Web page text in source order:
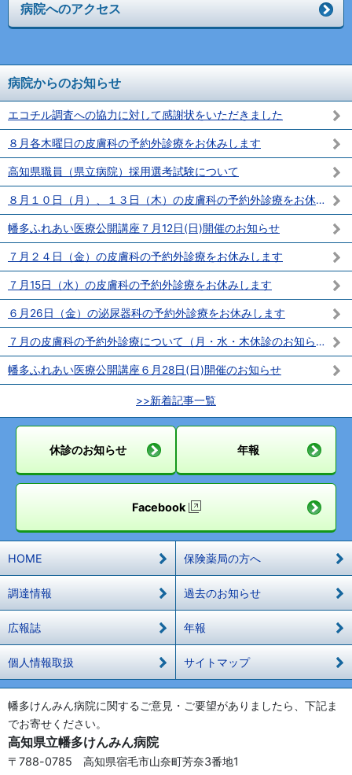
病院へのアクセス
病院からのお知らせ
エコチル調査への協力に対して感謝状をいただきました
８月各木曜日の皮膚科の予約外診療をお休みします
高知県職員（県立病院）採用選考試験について
８月１０日（月）、１３日（木）の皮膚科の予約外診療をお休みします
幡多ふれあい医療公開講座７月12日(日)開催のお知らせ
７月２４日（金）の皮膚科の予約外診療をお休みします
７月15日（水）の皮膚科の予約外診療をお休みします
６月26日（金）の泌尿器科の予約外診療をお休みします
７月の皮膚科の予約外診療について（月・水・木休診のお知らせ）
幡多ふれあい医療公開講座６月28日(日)開催のお知らせ
>>新着記事一覧
休診のお知らせ 年報
Facebook
HOME 保険薬局の方へ
調達情報 過去のお知らせ
広報誌 年報
個人情報取扱 サイトマップ
幡多けんみん病院に関するご意見・ご要望がありましたら、下記ま
でお寄せください。
高知県立幡多けんみん病院
〒788-0785 高知県宿毛市山奈町芳奈3番地1